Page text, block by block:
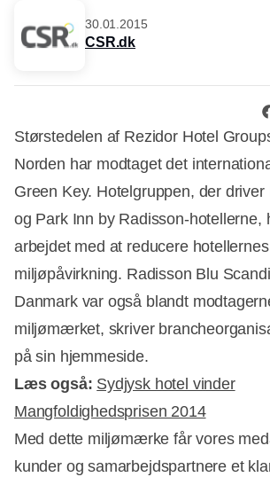
30.01.2015
CSR.dk
Størstedelen af Rezidor Hotel
Norden har modtaget det
Green Key. Hotelgruppen, der
og Park Inn by Radisson-hotellerne,
arbejdet med at reducere
miljøpåvirkning. Radisson Blu
Danmark var også blandt
miljømærket, skriver
på sin hjemmeside.
Læs også: Sydjysk hotel vinder
Mangfoldighedsprisen 2014
Med dette miljømærke får vores
kunder og samarbejdspartnere et